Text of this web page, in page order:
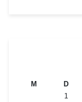
M D
1